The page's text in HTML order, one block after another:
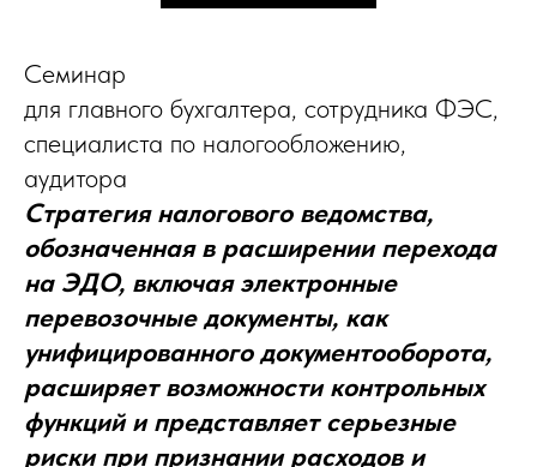
Семинар
для главного бухгалтера, сотрудника ФЭС,
специалиста по налогообложению,
аудитора
Стратегия налогового ведомства,
обозначенная в расширении перехода
на ЭДО, включая электронные
перевозочные документы, как
унифицированного документооборота,
расширяет возможности контрольных
функций и представляет серьезные
риски при признании расходов и